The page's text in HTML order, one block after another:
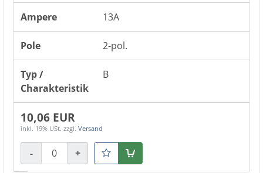
13A
2-pol.
B
10,06 EUR
inkl. 19% USt. zzgl. Versand
- +